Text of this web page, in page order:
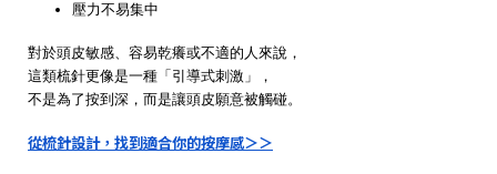
壓力不易集中
對於頭皮敏感、容易乾癢或不適的人來說，
這類梳針更像是一種「引導式刺激」，
不是為了按到深，而是讓頭皮願意被觸碰。
從梳針設計，找到適合你的按摩感＞＞